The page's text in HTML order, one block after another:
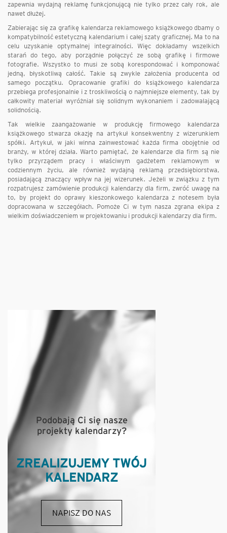
zapewnia wydajną reklamę funkcjonującą nie tylko przez cały rok, ale
nawet dłużej.
Zabierając się za grafikę kalendarza reklamowego książkowego dbamy o
kompatybilność estetyczną kalendarium i całej szaty graficznej. Ma to na
celu uzyskanie optymalnej integralności. Więc dokładamy wszelkich
starań do tego, aby porządnie połączyć ze sobą grafikę i firmowe
fotografie. Wszystko to musi ze sobą korespondować i komponować
jedną, błyskotliwą całość. Takie są zwykle założenia producenta od
samego początku. Opracowanie grafiki do książkowego kalendarza
przebiega profesjonalnie i z troskliwością o najmniejsze elementy, tak by
całkowity materiał wyróżniał się solidnym wykonaniem i zadowalającą
solidnością.
Tak wielkie zaangażowanie w produkcję firmowego kalendarza
książkowego stwarza okazję na artykuł konsekwentny z wizerunkiem
spółki. Artykuł, w jaki winna zainwestować każda firma obojętnie od
branży, w której działa. Warto pamiętać, że kalendarze dla firm są nie
tylko przyrządem pracy i właściwym gadżetem reklamowym w
codziennym życiu, ale również wydajną reklamą przedsiębiorstwa,
posiadającą znaczący wpływ na jej wizerunek. Jeżeli w związku z tym
rozpatrujesz zamówienie produkcji kalendarzy dla firm, zwróć uwagę na
to, by projekt do oprawy kieszonkowego kalendarza z notesem była
dopracowana w szczegółach. Pomoże Ci w tym nasza zgrana ekipa z
wielkim doświadczeniem w projektowaniu i produkcji kalendarzy dla firm.
Podobają Ci się nasze
projekty kalendarzy?
ZREALIZUJEMY TWÓJ
KALENDARZ
NAPISZ DO NAS